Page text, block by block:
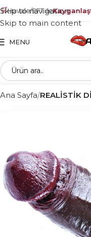
Havale/EFT ile
Skip to navigation
Skip to main content
MENU
Ana Sayfa REALİSTİK